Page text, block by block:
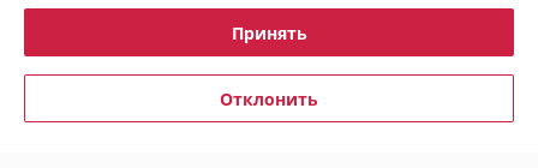
Полная версия сайта
Принять
Отклонить